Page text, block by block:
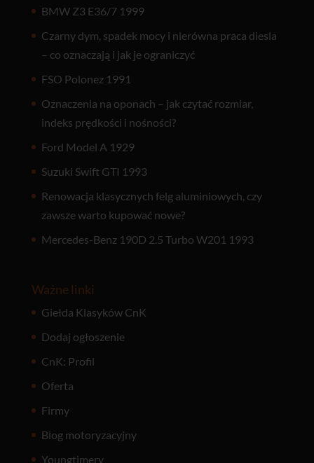
BMW Z3 E36/7 1999
Czarny dym, spadek mocy i nierówna praca diesla
– co oznaczają i jak je ograniczyć
FSO Polonez 1991
Oznaczenia na oponach – jak czytać rozmiar,
indeks prędkości i nośności?
Ford Model A 1929
Suzuki Swift GTI 1993
Renowacja klasycznych felg aluminiowych, czy
zawsze warto kupować nowe?
Mercedes-Benz 190D 2.5 Turbo W201 1993
Ważne linki
Giełda Klasyków CnK
Dodaj ogłoszenie
CnK: Profil
Oferta
Firmy
Blog motoryzacyjny
Youngtimery